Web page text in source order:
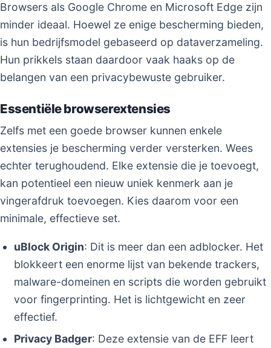
Browsers als Google Chrome en Microsoft Edge zijn
minder ideaal. Hoewel ze enige bescherming bieden,
is hun bedrijfsmodel gebaseerd op dataverzameling.
Hun prikkels staan daardoor vaak haaks op de
belangen van een privacybewuste gebruiker.
Essentiële browserextensies
Zelfs met een goede browser kunnen enkele
extensies je bescherming verder versterken. Wees
echter terughoudend. Elke extensie die je toevoegt,
kan potentieel een nieuw uniek kenmerk aan je
vingerafdruk toevoegen. Kies daarom voor een
minimale, effectieve set.
uBlock Origin: Dit is meer dan een adblocker. Het
blokkeert een enorme lijst van bekende trackers,
malware-domeinen en scripts die worden gebruikt
voor fingerprinting. Het is lichtgewicht en zeer
effectief.
Privacy Badger: Deze extensie van de EFF leert